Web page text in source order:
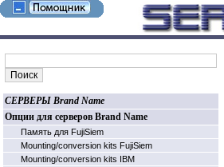
СЕРВЕРЫ Brand Name
Опции для серверов Brand Name
Память для FujiSiem
Mounting/conversion kits FujiSiem
Mounting/conversion kits IBM